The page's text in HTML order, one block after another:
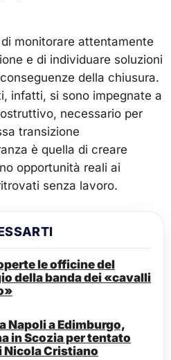
monitorare attentamente
e di individuare soluzioni
della chiusura.
infatti, si sono impegnate a
necessario per
transizione
è quella di creare
opportunità reali ai
senza lavoro.
le officine del
della banda dei «cavalli
Napoli a Edimburgo,
in Scozia per tentato
Nicola Cristiano